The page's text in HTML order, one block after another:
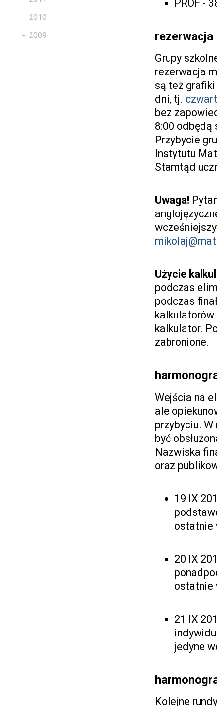
2010
2009
PROF -
rezerwacja
Grupy
rezerwacja
są też grafiki
dni, tj.
bez
8:00 odbędą
Przybycie
Instytutu
Stamtąd
Uwaga!
Użycie
podczas
podczas
kalkulator.
zabronione.
Wejścia na
ale
przybyciu.
być
Nazwiska
oraz
19 IX
ostatnie
20 IX
ostatnie
21 IX
jedyne
Kolejne